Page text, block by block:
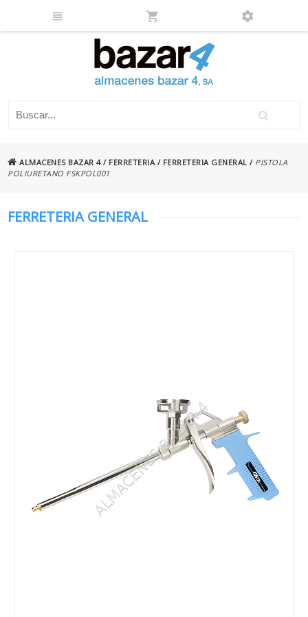
ALMACENES BAZAR 4/ FERRETERIA / FERRETERIA GENERAL / PISTOLA
POLIURETANO FSKPOL001
FERRETERIA GENERAL